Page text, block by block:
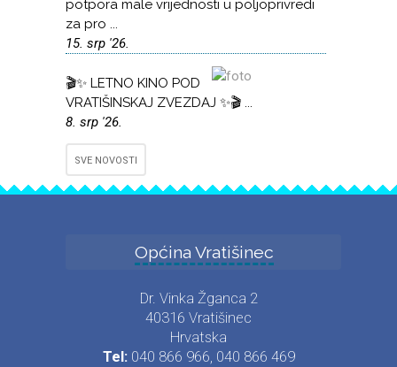
potpora male vrijednosti u poljoprivredi
za pro ...
15. srp '26.
🎬✨ LETNO KINO POD
VRATIŠINSKAJ ZVEZDAJ ✨🎬 ...
8. srp '26.
SVE NOVOSTI
Općina Vratišinec
Dr. Vinka Žganca 2
40316 Vratišinec
Hrvatska
Tel: 040 866 966, 040 866 469